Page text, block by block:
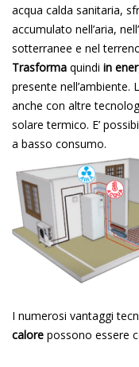
acqua calda sanitaria,
accumulato nell’aria,
sotterranee e nel
Trasforma quindi in
presente
anche con altre
solare termico. E’
a basso consumo.
I numerosi vantaggi
calore possono essere